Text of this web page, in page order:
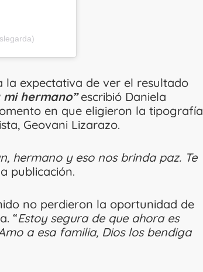
la expectativa de ver el resultado
hermano”escribió Daniela
en que eligieron la tipografía
Geovani Lizarazo.
hermano y eso nos brinda paz. Te
publicación.
no perdieron la oportunidad de
“Estoy segura de que ahora es
a esa familia, Dios los bendiga